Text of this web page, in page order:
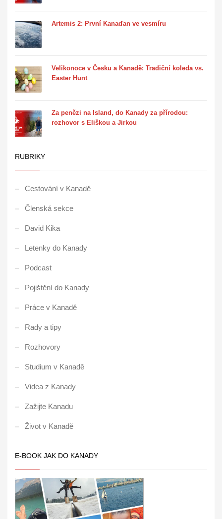
Artemis 2: První Kanaďan ve vesmíru
Velikonoce v Česku a Kanadě: Tradiční koleda vs.
Easter Hunt
Za penězi na Island, do Kanady za přírodou:
rozhovor s Eliškou a Jirkou
RUBRIKY
Cestování v Kanadě
Členská sekce
David Kika
Letenky do Kanady
Podcast
Pojištění do Kanady
Práce v Kanadě
Rady a tipy
Rozhovory
Studium v Kanadě
Videa z Kanady
Zažijte Kanadu
Život v Kanadě
E-BOOK JAK DO KANADY